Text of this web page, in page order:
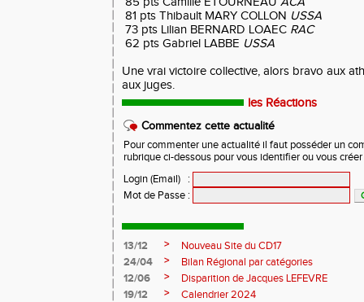
81 pts Thibault MARY COLLON USSA
73 pts Lilian BERNARD LOAEC RAC
62 pts Gabriel LABBE USSA
Une vrai victoire collective, alors bravo aux
aux juges.
les Réactions
Commentez cette actualité
Pour commenter une actualité il faut posséder un
rubrique ci-dessous pour vous identifier ou vous
Login (Email)
:
Mot de Passe :
13/12 >
Nouveau Site du CD17
24/04
>
Bilan Régional par catégories
12/06
>
Disparition de Jacques LEFEVRE
19/12
>
Calendrier 2024